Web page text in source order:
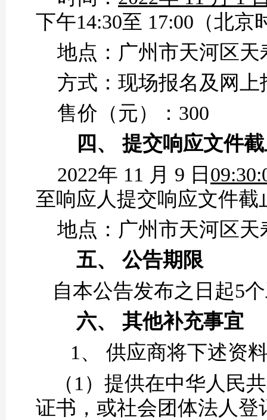
下午14:30至 17:00（北京
地点：广州市天河区天
方式： 现场报名及网
售价（元）： 300
四、提交响应文件
2022年 11 月 9 日
至响应人提交响应文件截
地点： 广州市天河区天
五、 公告期限
自本公告发布之日起5
六、 其他补充事宜
1、 供应商将下述资
（ 1）提供在中华人民
证书，或社会团体法人登